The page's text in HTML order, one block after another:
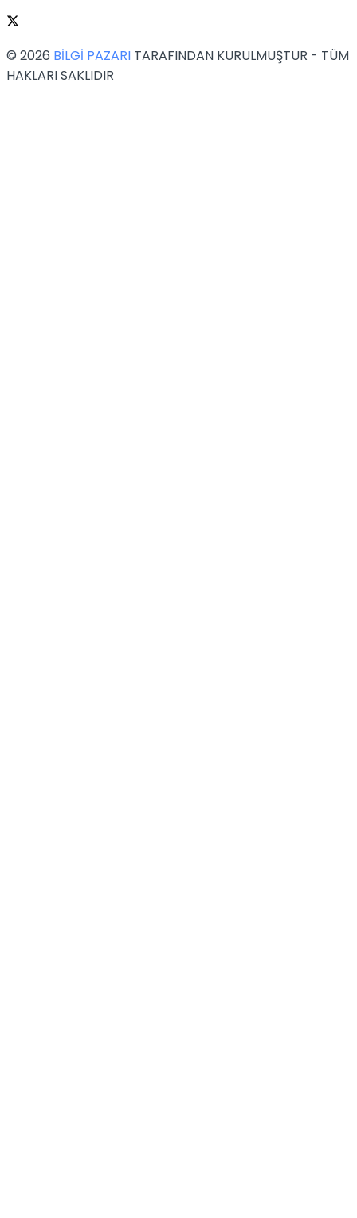
© 2026 BİLGİ PAZARI TARAFINDAN KURULMUŞTUR - TÜM
HAKLARI SAKLIDIR